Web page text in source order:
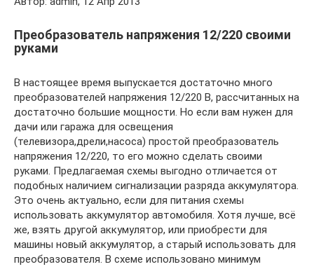
Преобразователь напряжения 12/220 своими
руками
В настоящее время выпускается достаточно много
преобразователей напряжения 12/220 В, рассчитанных на
достаточно большие мощности. Но если вам нужен для
дачи или гаража для освещения
(телевизора,дрели,насоса) простой преобразователь
напряжения 12/220, то его можно сделать своими
руками. Предлагаемая схемы выгодно отличается от
подобных наличием сигнализации разряда аккумулятора.
Это очень актуально, если для питания схемы
использовать аккумулятор автомобиля. Хотя лучше, всё
же, взять другой аккумулятор, или приобрести для
машины новый аккумулятор, а старый использовать для
преобразователя. В схеме использовано минимум